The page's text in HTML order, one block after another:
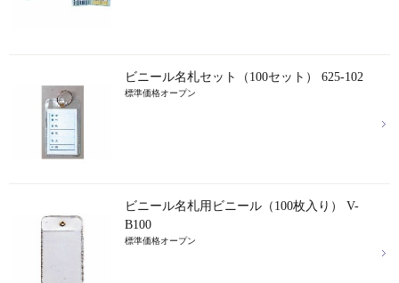
ビニール名札セット（100セット） 625-102
標準価格オープン
ビニール名札用ビニール（100枚入り） V-
B100
標準価格オープン